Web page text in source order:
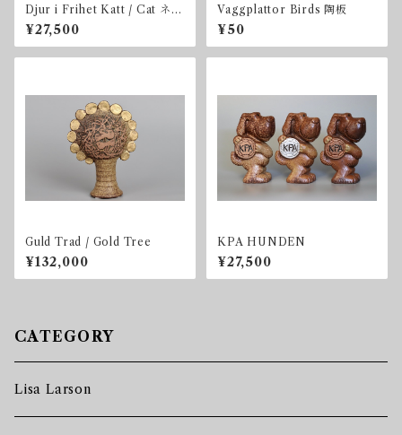
Djur i Frihet Katt / Cat ネコ
BOX付き
¥27,500
Vaggplattor Birds 陶板
¥50
Guld Trad / Gold Tree
¥132,000
KPA HUNDEN
¥27,500
CATEGORY
Lisa Larson